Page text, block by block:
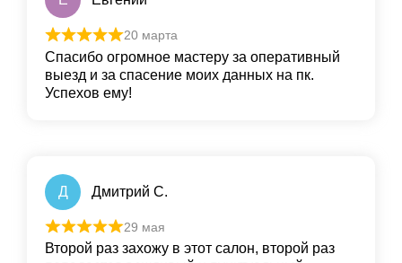
20 марта
Спасибо огромное мастеру за оперативный
выезд и за спасение моих данных на пк.
Успехов ему!
Д Дмитрий С.
29 мая
Второй раз захожу в этот салон, второй раз